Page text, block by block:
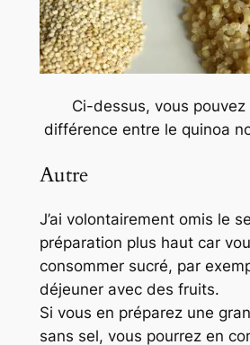
Ci-dessus, vous
différence entre le quinoa
Autre
J’ai volontairement omis le
préparation plus haut car
consommer sucré, par
déjeuner avec des fruits.
Si vous en préparez une
sans sel, vous pourrez en